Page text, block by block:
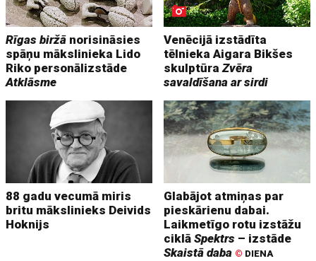
Rīgas biržā norisināsies
spāņu mākslinieka Lido
Riko personālizstāde
Atklāsme
Venēcijā izstādīta
tēlnieka Aigara Bikšes
skulptūraZvēra
savaldīšana ar sirdi
88 gadu vecumā miris
britu mākslinieks Deivids
Hoknijs
Glabājot atmiņas par
pieskārienu dabai.
Laikmetīgo rotu izstāžu
ciklāSpektrs – izstāde
Skaistā daba © DIENA